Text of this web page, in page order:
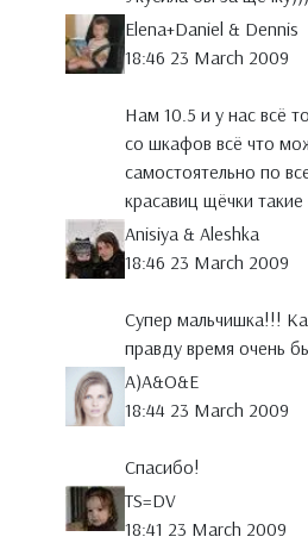
Elena+Daniel & Dennis
18:46 23 March 2009
Нам 10.5 и у нас всё
со шкафов всё что
самостоятельно по
красавиц щёчки такие
Anisiya & Aleshka
18:46 23 March 2009
Супер мальчишка!!!
правду время очень
A)A&O&E
18:44 23 March 2009
Спасибо!
TS=DV
18:41 23 March 2009